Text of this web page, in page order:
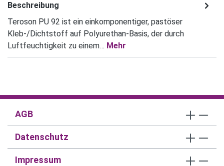
Beschreibung
Teroson PU 92 ist ein einkomponentiger, pastöser
Kleb-/Dichtstoff auf Polyurethan-Basis, der durch
Luftfeuchtigkeit zu einem… Mehr
AGB
Datenschutz
Impressum